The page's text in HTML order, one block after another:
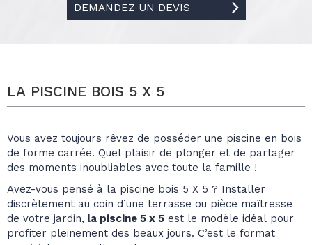
DEMANDEZ UN DEVIS
LA PISCINE BOIS 5 X 5
Vous avez toujours rêvez de posséder une piscine en bois
de forme carrée. Quel plaisir de plonger et de partager
des moments inoubliables avec toute la famille !
Avez-vous pensé à la piscine bois 5 X 5 ? Installer
discrètement au coin d’une terrasse ou pièce maîtresse
de votre jardin, la piscine 5 x 5 est le modèle idéal pour
profiter pleinement des beaux jours. C’est le format